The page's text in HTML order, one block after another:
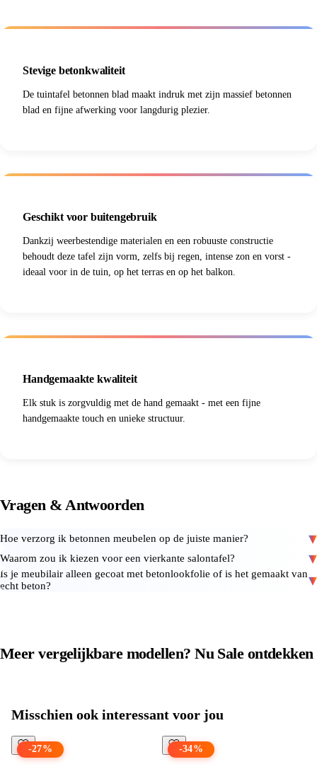
Stevige betonkwaliteit
De tuintafel betonnen blad maakt indruk met zijn massief betonnen
blad en fijne afwerking voor langdurig plezier.
Geschikt voor buitengebruik
Dankzij weerbestendige materialen en een robuuste constructie
behoudt deze tafel zijn vorm, zelfs bij regen, intense zon en vorst -
ideaal voor in de tuin, op het terras en op het balkon.
Handgemaakte kwaliteit
Elk stuk is zorgvuldig met de hand gemaakt - met een fijne
handgemaakte touch en unieke structuur.
Vragen&Antwoorden
Hoe verzorg ik betonnen meubelen op de juiste manier?
Waarom zou ik kiezen voor een vierkante salontafel?
Is je meubilair alleen gecoat met betonlookfolie of is het gemaakt van
echt beton?
Meer vergelijkbare modellen? Nu Saleontdekken
Misschien ook interessant voor jou
-27% -34%